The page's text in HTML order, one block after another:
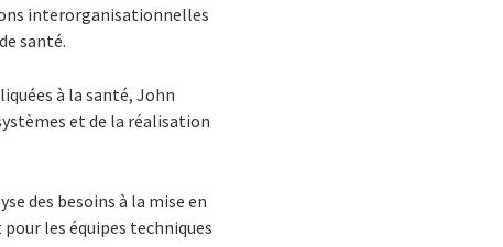
interorganisationnelles
santé.
à la santé, John
et de la réalisation
des besoins à la mise en
les équipes techniques